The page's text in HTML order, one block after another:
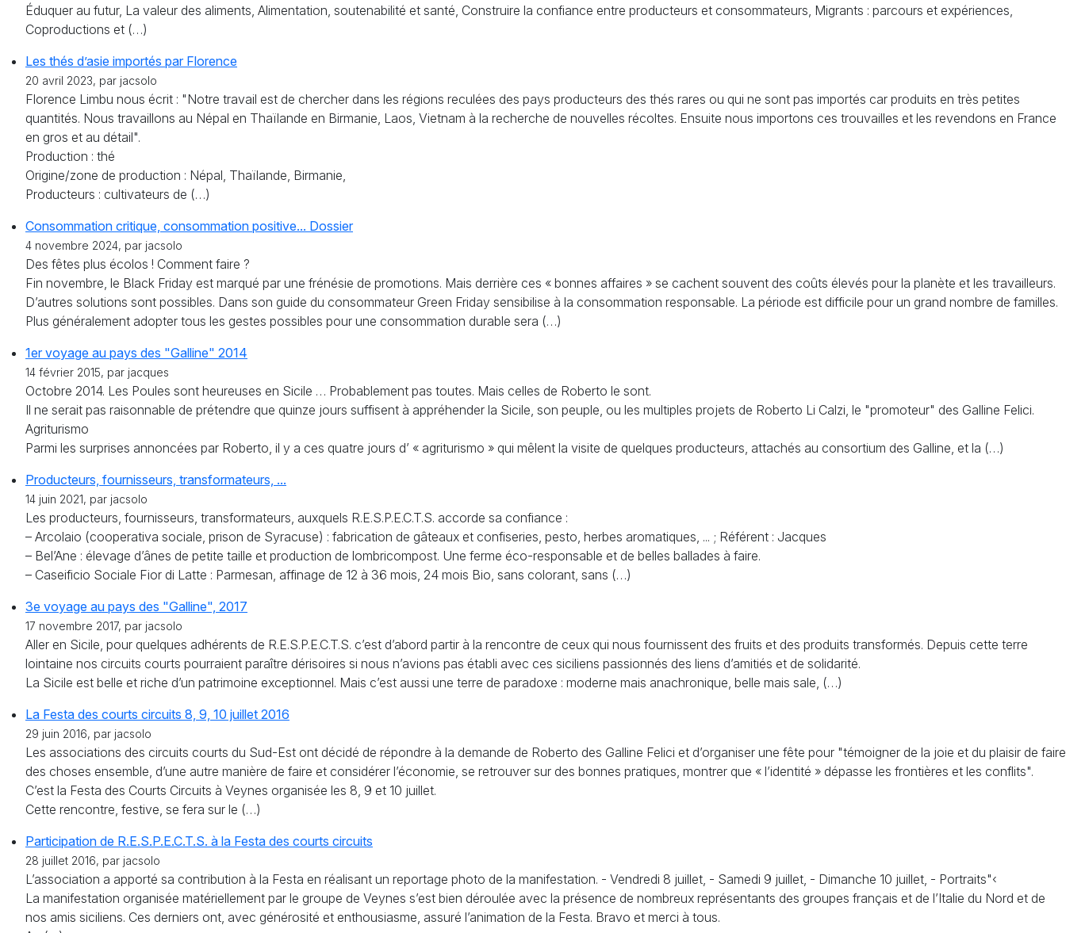
Éduquer au futur, La valeur des aliments, Alimentation, soutenabilité et santé, Construire la confiance entre producteurs et consommateurs, Migrants : parcours et expériences,
Coproductions et (…)
Les thés d’asie importés par Florence
20 avril 2023, par jacsolo
Florence Limbu nous écrit : "Notre travail est de chercher dans les régions reculées des pays producteurs des thés rares ou qui ne sont pas importés car produits en très petites
quantités. Nous travaillons au Népal en Thaïlande en Birmanie, Laos, Vietnam à la recherche de nouvelles récoltes. Ensuite nous importons ces trouvailles et les revendons en France
en gros et au détail".
Production : thé
Origine/zone de production : Népal, Thaïlande, Birmanie,
Producteurs : cultivateurs de (…)
Consommation critique, consommation positive... Dossier
4 novembre 2024, par jacsolo
Des fêtes plus écolos ! Comment faire ?
Fin novembre, le Black Friday est marqué par une frénésie de promotions. Mais derrière ces « bonnes affaires » se cachent souvent des coûts élevés pour la planète et les travailleurs.
D’autres solutions sont possibles. Dans son guide du consommateur Green Friday sensibilise à la consommation responsable. La période est difficile pour un grand nombre de familles.
Plus généralement adopter tous les gestes possibles pour une consommation durable sera (…)
1er voyage au pays des "Galline" 2014
14 février 2015, par jacques
Octobre 2014. Les Poules sont heureuses en Sicile … Probablement pas toutes. Mais celles de Roberto le sont.
Il ne serait pas raisonnable de prétendre que quinze jours suffisent à appréhender la Sicile, son peuple, ou les multiples projets de Roberto Li Calzi, le "promoteur" des Galline Felici.
Agriturismo
Parmi les surprises annoncées par Roberto, il y a ces quatre jours d’ « agriturismo » qui mêlent la visite de quelques producteurs, attachés au consortium des Galline, et la (…)
Producteurs, fournisseurs, transformateurs, ...
14 juin 2021, par jacsolo
Les producteurs, fournisseurs, transformateurs, auxquels R.E.S.P.E.C.T.S. accorde sa confiance :
– Arcolaio (cooperativa sociale, prison de Syracuse) : fabrication de gâteaux et confiseries, pesto, herbes aromatiques, ... ; Référent : Jacques
– Bel’Ane : élevage d’ânes de petite taille et production de lombricompost. Une ferme éco-responsable et de belles ballades à faire.
– Caseificio Sociale Fior di Latte : Parmesan, affinage de 12 à 36 mois, 24 mois Bio, sans colorant, sans (…)
3e voyage au pays des "Galline", 2017
17 novembre 2017, par jacsolo
Aller en Sicile, pour quelques adhérents de R.E.S.P.E.C.T.S. c’est d’abord partir à la rencontre de ceux qui nous fournissent des fruits et des produits transformés. Depuis cette terre
lointaine nos circuits courts pourraient paraître dérisoires si nous n’avions pas établi avec ces siciliens passionnés des liens d’amitiés et de solidarité.
La Sicile est belle et riche d’un patrimoine exceptionnel. Mais c’est aussi une terre de paradoxe : moderne mais anachronique, belle mais sale, (…)
La Festa des courts circuits 8, 9, 10 juillet 2016
29 juin 2016, par jacsolo
Les associations des circuits courts du Sud-Est ont décidé de répondre à la demande de Roberto des Galline Felici et d’organiser une fête pour "témoigner de la joie et du plaisir de faire
des choses ensemble, d’une autre manière de faire et considérer l’économie, se retrouver sur des bonnes pratiques, montrer que « l’identité » dépasse les frontières et les conflits".
C’est la Festa des Courts Circuits à Veynes organisée les 8, 9 et 10 juillet.
Cette rencontre, festive, se fera sur le (…)
Participation de R.E.S.P.E.C.T.S. à la Festa des courts circuits
28 juillet 2016, par jacsolo
L’association a apporté sa contribution à la Festa en réalisant un reportage photo de la manifestation. - Vendredi 8 juillet, - Samedi 9 juillet, - Dimanche 10 juillet, - Portraits"‹
La manifestation organisée matériellement par le groupe de Veynes s’est bien déroulée avec la présence de nombreux représentants des groupes français et de l’Italie du Nord et de
nos amis siciliens. Ces derniers ont, avec générosité et enthousiasme, assuré l’animation de la Festa. Bravo et merci à tous.